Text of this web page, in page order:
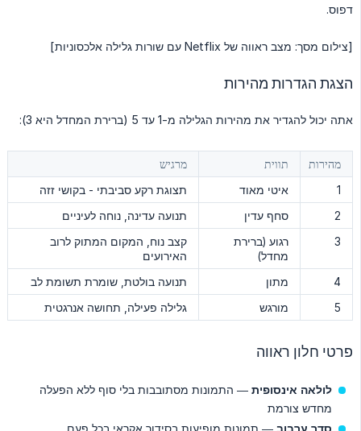
דפוס.
[צילום מסך: מצב ראווה של Netflix עם שורות גלילה אלכסוניות]
הצגת הגדרות מהירות
אתה יכול להגדיר את מהירות הגלילה מ-1 עד 5 (ברירת המחדל היא 3):
מהירות תווית
מרגיש
1
איטי מאוד
תצוגת רקע סביבתי - בקושי זזה
2
סחף עדין
תנועה עדינה, נוחה לעיניים
3
רגוע (ברירת
מחדל)
קצב נוח, המקום המתוק לרוב
האירועים
4
מתון
תנועה בולטת, שומרת תשומת לב
5
מורגש גלילה פעילה, תחושה אנרגטית
פרטי חלון ראווה
לולאה אינסופית — התמונות מסתובבות בלי סוף ללא הפעלה
מחדש צורמת
סדר ערבוב — תמונות מופיעות בסידור אקראי בכל פעם